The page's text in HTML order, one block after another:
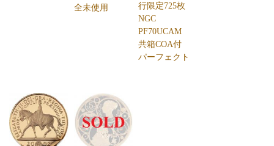
全未使用
行限定725枚
NGC
PF70UCAM
共箱COA付
パーフェクト